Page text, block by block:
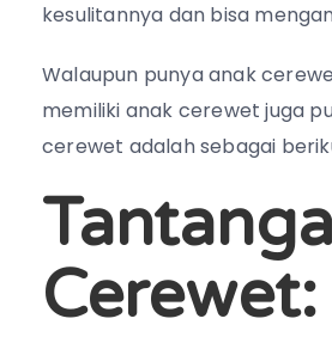
kesulitannya dan bisa
Walaupun punya anak
memiliki anak cerewet juga
cerewet adalah sebagai
Cerewet: